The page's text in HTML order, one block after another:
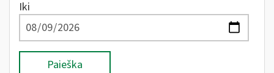
Iki
Paieška